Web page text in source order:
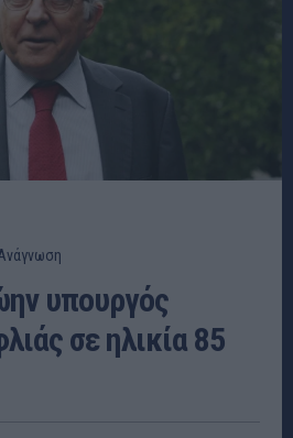
υπουργός
σε ηλικία 85